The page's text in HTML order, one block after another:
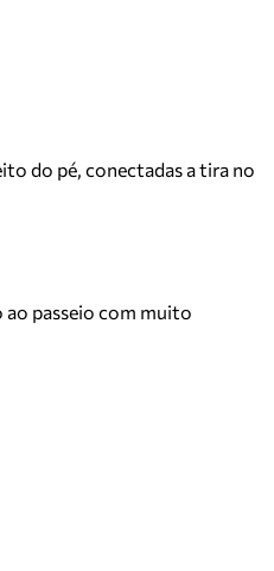
do pé, conectadas a tira no
ao passeio com muito